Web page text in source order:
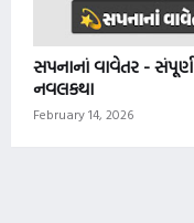
સપનાનાં વાવેતર - સંપૂર્ણ
નવલકથા
February 14, 2026